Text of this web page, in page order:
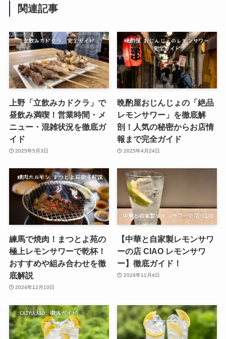
関連記事
上野「立飲みカドクラ」で
昼飲み満喫！営業時間・メ
ニュー・混雑状況を徹底ガ
イド
2025年5月3日
晩酌屋おじんじょの「絶品
レモンサワー」を徹底解
剖！人気の秘密からお店情
報まで完全ガイド
2025年4月24日
練馬で焼肉！まつとよ苑の
極上レモンサワーで乾杯！
おすすめや組み合わせを徹
底解説
2024年12月10日
【中華と自家製レモンサワ
ーの店 CIAO レモンサワ
ー】徹底ガイド！
2024年11月4日